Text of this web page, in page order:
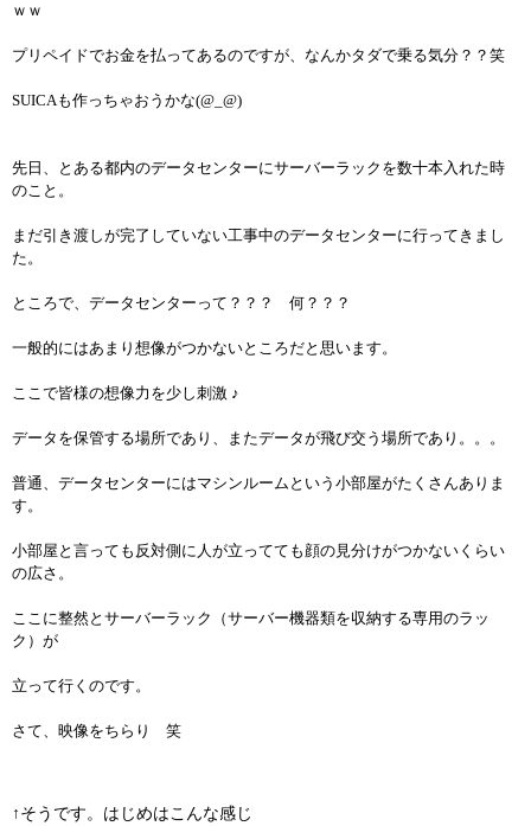
ｗｗ
プリペイドでお金を払ってあるのですが、なんかタダで乗る気分？？笑
SUICAも作っちゃおうかな(@_@)
先日、とある都内のデータセンターにサーバーラックを数十本入れた時
のこと。
まだ引き渡しが完了していない工事中のデータセンターに行ってきまし
た。
ところで、データセンターって？？？ 何？？？
一般的にはあまり想像がつかないところだと思います。
ここで皆様の想像力を少し刺激 ♪
データを保管する場所であり、またデータが飛び交う場所であり。。。
普通、データセンターにはマシンルームという小部屋がたくさんありま
す。
小部屋と言っても反対側に人が立ってても顔の見分けがつかないくらい
の広さ。
ここに整然とサーバーラック（サーバー機器類を収納する専用のラッ
ク）が
立って行くのです。
さて、映像をちらり 笑
↑そうです。はじめはこんな感じ